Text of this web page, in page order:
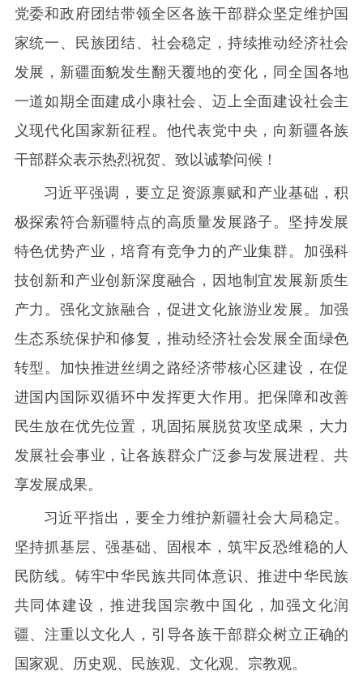
党委和政府团结带领全区各族干部群众坚定维护国
家统一、民族团结、社会稳定，持续推动经济社会
发展，新疆面貌发生翻天覆地的变化，同全国各地
一道如期全面建成小康社会、迈上全面建设社会主
义现代化国家新征程。他代表党中央，向新疆各族
干部群众表示热烈祝贺、致以诚挚问候！
习近平强调，要立足资源禀赋和产业基础，积
极探索符合新疆特点的高质量发展路子。坚持发展
特色优势产业，培育有竞争力的产业集群。加强科
技创新和产业创新深度融合，因地制宜发展新质生
产力。强化文旅融合，促进文化旅游业发展。加强
生态系统保护和修复，推动经济社会发展全面绿色
转型。加快推进丝绸之路经济带核心区建设，在促
进国内国际双循环中发挥更大作用。把保障和改善
民生放在优先位置，巩固拓展脱贫攻坚成果，大力
发展社会事业，让各族群众广泛参与发展进程、共
享发展成果。
习近平指出，要全力维护新疆社会大局稳定。
坚持抓基层、强基础、固根本，筑牢反恐维稳的人
民防线。铸牢中华民族共同体意识、推进中华民族
共同体建设，推进我国宗教中国化，加强文化润
疆、注重以文化人，引导各族干部群众树立正确的
国家观、历史观、民族观、文化观、宗教观。